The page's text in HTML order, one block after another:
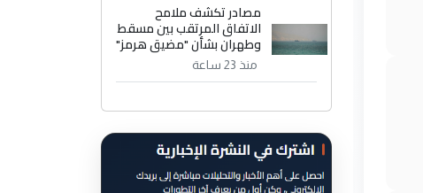
مصادر تكشف ملامح
الاتفاق المرتقب بين مسقط
وطهران بشأن "مضيق هرمز"
منذ 23 ساعة